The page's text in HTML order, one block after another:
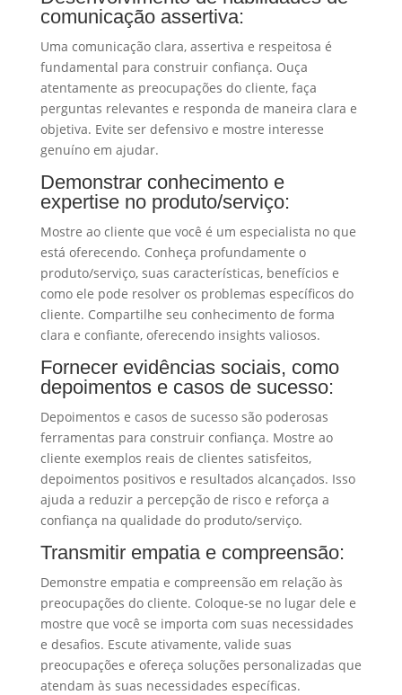
comunicação assertiva:
Uma comunicação clara, assertiva e respeitosa é
fundamental para construir confiança. Ouça
atentamente as preocupações do cliente, faça
perguntas relevantes e responda de maneira clara e
objetiva. Evite ser defensivo e mostre interesse
genuíno em ajudar.
Demonstrar conhecimento e
expertise no produto/serviço:
Mostre ao cliente que você é um especialista no que
está oferecendo. Conheça profundamente o
produto/serviço, suas características, benefícios e
como ele pode resolver os problemas específicos do
cliente. Compartilhe seu conhecimento de forma
clara e confiante, oferecendo insights valiosos.
Fornecer evidências sociais, como
depoimentos e casos de sucesso:
Depoimentos e casos de sucesso são poderosas
ferramentas para construir confiança. Mostre ao
cliente exemplos reais de clientes satisfeitos,
depoimentos positivos e resultados alcançados. Isso
ajuda a reduzir a percepção de risco e reforça a
confiança na qualidade do produto/serviço.
Transmitir empatia e compreensão:
Demonstre empatia e compreensão em relação às
preocupações do cliente. Coloque-se no lugar dele e
mostre que você se importa com suas necessidades
e desafios. Escute ativamente, valide suas
preocupações e ofereça soluções personalizadas que
atendam às suas necessidades específicas.